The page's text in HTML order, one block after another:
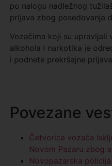
po nalogu nadležnog
prijava zbog posedovanja
Vozačima koji su
alkohola i narkotika je
i podnete prekršajne
Povezane
Četvorica vozača
Novom Pazaru zbog
Novopazarska